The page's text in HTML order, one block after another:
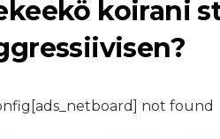
koirani
not found